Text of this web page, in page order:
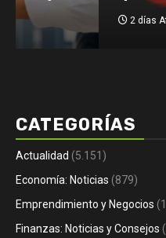
Noti-
CATEGORÍAS
Actualidad (5.151)
Economía: Noticias (879)
Emprendimiento y Negocios
Finanzas: Noticias y Consejos